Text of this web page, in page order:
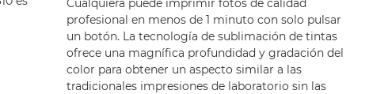
Cualquiera puede imprimir fotos de calidad
profesional en menos de 1 minuto con solo pulsar
un botón. La tecnología de sublimación de tintas
ofrece una magnífica profundidad y gradación del
color para obtener un aspecto similar a las
tradicionales impresiones de laboratorio sin las